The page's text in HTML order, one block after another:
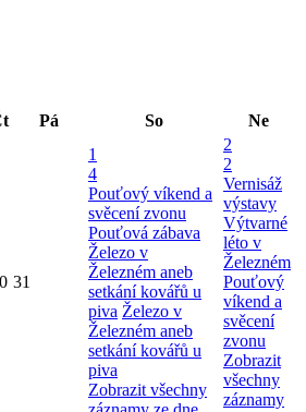
Pá So Ne
31
1
4
Pouťový víkend a
svěcení zvonu
Pouťová zábava
Železo v
Železném aneb
setkání kovářů u
piva Železo v
Železném aneb
setkání kovářů u
piva
Zobrazit všechny
2
2
Vernisáž
výstavy
Výtvarné
léto v
Železném
Pouťový
víkend a
svěcení
zvonu
Zobrazit
všechny
záznamy